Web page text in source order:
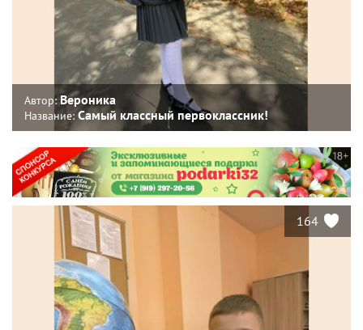
Автор:Вероника
Название:Самый классный первоклассник!
164